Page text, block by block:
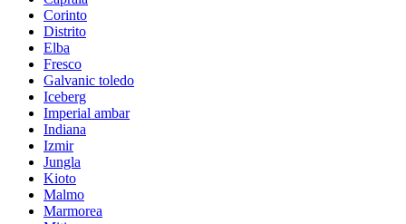
Corinto
Distrito
Elba
Fresco
Galvanic toledo
Iceberg
Imperial ambar
Indiana
Izmir
Jungla
Kioto
Malmo
Marmorea